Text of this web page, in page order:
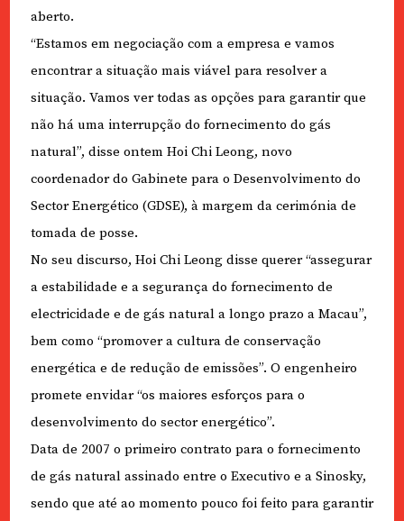
aberto.
“Estamos em negociação com a empresa e vamos
encontrar a situação mais viável para resolver a
situação. Vamos ver todas as opções para garantir que
não há uma interrupção do fornecimento do gás
natural”, disse ontem Hoi Chi Leong, novo
coordenador do Gabinete para o Desenvolvimento do
Sector Energético (GDSE), à margem da cerimónia de
tomada de posse.
No seu discurso, Hoi Chi Leong disse querer “assegurar
a estabilidade e a segurança do fornecimento de
electricidade e de gás natural a longo prazo a Macau”,
bem como “promover a cultura de conservação
energética e de redução de emissões”. O engenheiro
promete envidar “os maiores esforços para o
desenvolvimento do sector energético”.
Data de 2007 o primeiro contrato para o fornecimento
de gás natural assinado entre o Executivo e a Sinosky,
sendo que até ao momento pouco foi feito para garantir